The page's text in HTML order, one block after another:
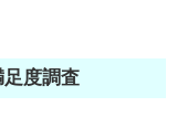
足度調査